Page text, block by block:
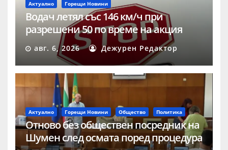
Актуално Горещи Новини
Водач летял със 146 км/ч при
разрешени 50 по време на акция
„Скорост“ в Шумен
авг. 6, 2026 Дежурен Редактор
Актуално Горещи Новини Общество Политика
Отново без обществен посредник на
Шумен след осмата поред процедура